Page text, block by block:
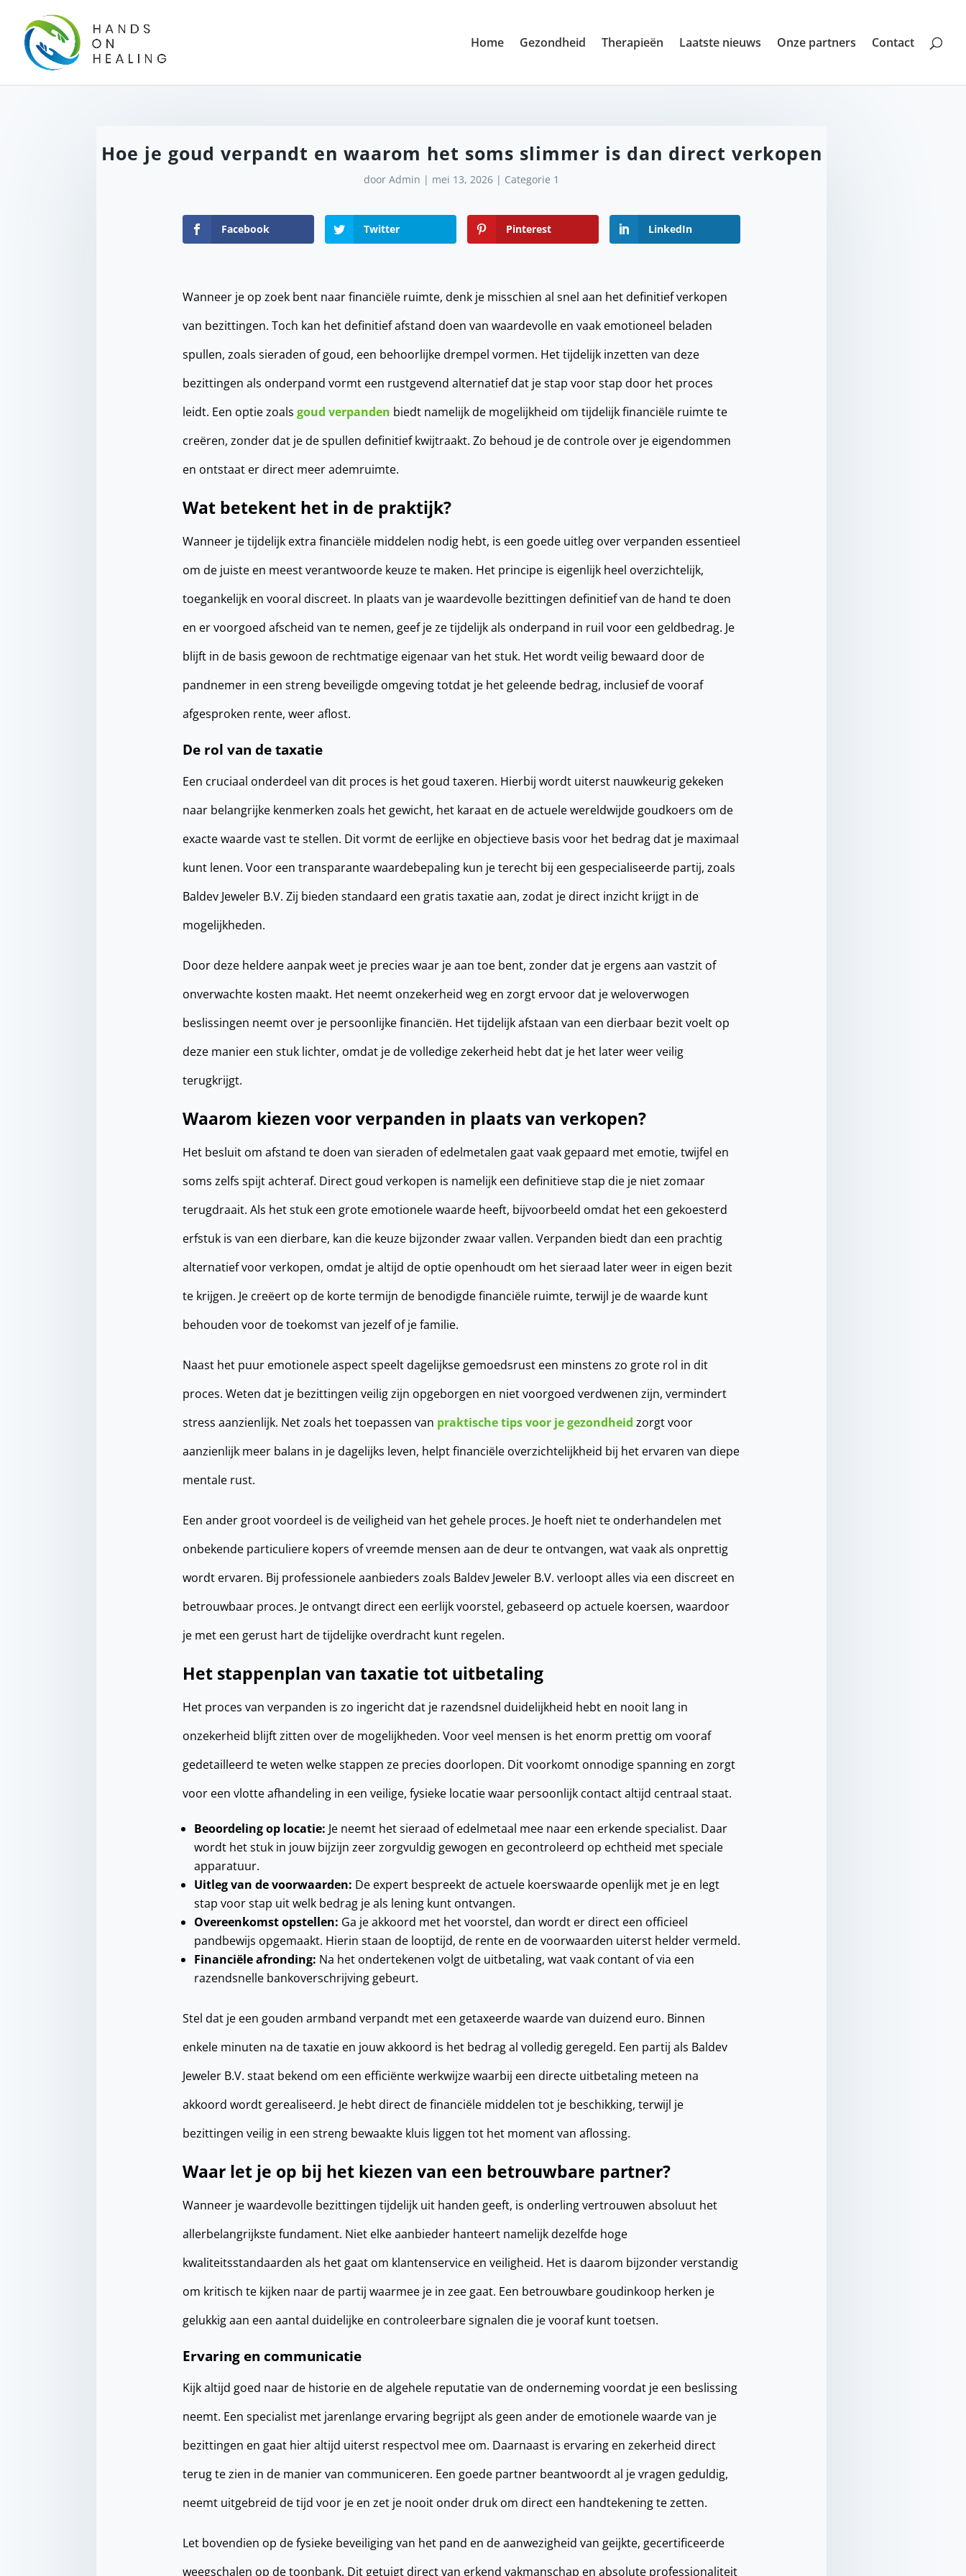
Home Gezondheid Therapieën Laatste nieuws Onze partners Contact
Hoe je goud verpandt en waarom het soms slimmer is dan direct verkopen
doorAdmin | mei 13, 2026 | Categorie 1
Facebook Twitter Pinterest LinkedIn
Wanneer je op zoek bent naar financiële ruimte, denk je misschien al snel aan het definitief verkopen
van bezittingen. Toch kan het definitief afstand doen van waardevolle en vaak emotioneel beladen
spullen, zoals sieraden of goud, een behoorlijke drempel vormen. Het tijdelijk inzetten van deze
bezittingen als onderpand vormt een rustgevend alternatief dat je stap voor stap door het proces
leidt. Een optie zoalsgoud verpanden biedt namelijk de mogelijkheid om tijdelijk financiële ruimte te
creëren, zonder dat je de spullen definitief kwijtraakt. Zo behoud je de controle over je eigendommen
en ontstaat er direct meer ademruimte.
Wat betekent het in de praktijk?
Wanneer je tijdelijk extra financiële middelen nodig hebt, is een goede uitleg over verpanden essentieel
om de juiste en meest verantwoorde keuze te maken. Het principe is eigenlijk heel overzichtelijk,
toegankelijk en vooral discreet. In plaats van je waardevolle bezittingen definitief van de hand te doen
en er voorgoed afscheid van te nemen, geef je ze tijdelijk als onderpand in ruil voor een geldbedrag. Je
blijft in de basis gewoon de rechtmatige eigenaar van het stuk. Het wordt veilig bewaard door de
pandnemer in een streng beveiligde omgeving totdat je het geleende bedrag, inclusief de vooraf
afgesproken rente, weer aflost.
De rol van de taxatie
Een cruciaal onderdeel van dit proces is het goud taxeren. Hierbij wordt uiterst nauwkeurig gekeken
naar belangrijke kenmerken zoals het gewicht, het karaat en de actuele wereldwijde goudkoers om de
exacte waarde vast te stellen. Dit vormt de eerlijke en objectieve basis voor het bedrag dat je maximaal
kunt lenen. Voor een transparante waardebepaling kun je terecht bij een gespecialiseerde partij, zoals
Baldev Jeweler B.V. Zij bieden standaard een gratis taxatie aan, zodat je direct inzicht krijgt in de
mogelijkheden.
Door deze heldere aanpak weet je precies waar je aan toe bent, zonder dat je ergens aan vastzit of
onverwachte kosten maakt. Het neemt onzekerheid weg en zorgt ervoor dat je weloverwogen
beslissingen neemt over je persoonlijke financiën. Het tijdelijk afstaan van een dierbaar bezit voelt op
deze manier een stuk lichter, omdat je de volledige zekerheid hebt dat je het later weer veilig
terugkrijgt.
Waarom kiezen voor verpanden in plaats van verkopen?
Het besluit om afstand te doen van sieraden of edelmetalen gaat vaak gepaard met emotie, twijfel en
soms zelfs spijt achteraf. Direct goud verkopen is namelijk een definitieve stap die je niet zomaar
terugdraait. Als het stuk een grote emotionele waarde heeft, bijvoorbeeld omdat het een gekoesterd
erfstuk is van een dierbare, kan die keuze bijzonder zwaar vallen. Verpanden biedt dan een prachtig
alternatief voor verkopen, omdat je altijd de optie openhoudt om het sieraad later weer in eigen bezit
te krijgen. Je creëert op de korte termijn de benodigde financiële ruimte, terwijl je de waarde kunt
behouden voor de toekomst van jezelf of je familie.
Naast het puur emotionele aspect speelt dagelijkse gemoedsrust een minstens zo grote rol in dit
proces. Weten dat je bezittingen veilig zijn opgeborgen en niet voorgoed verdwenen zijn, vermindert
stress aanzienlijk. Net zoals het toepassen van praktische tips voor je gezondheid zorgt voor
aanzienlijk meer balans in je dagelijks leven, helpt financiële overzichtelijkheid bij het ervaren van diepe
mentale rust.
Een ander groot voordeel is de veiligheid van het gehele proces. Je hoeft niet te onderhandelen met
onbekende particuliere kopers of vreemde mensen aan de deur te ontvangen, wat vaak als onprettig
wordt ervaren. Bij professionele aanbieders zoals Baldev Jeweler B.V. verloopt alles via een discreet en
betrouwbaar proces. Je ontvangt direct een eerlijk voorstel, gebaseerd op actuele koersen, waardoor
je met een gerust hart de tijdelijke overdracht kunt regelen.
Het stappenplan van taxatie tot uitbetaling
Het proces van verpanden is zo ingericht dat je razendsnel duidelijkheid hebt en nooit lang in
onzekerheid blijft zitten over de mogelijkheden. Voor veel mensen is het enorm prettig om vooraf
gedetailleerd te weten welke stappen ze precies doorlopen. Dit voorkomt onnodige spanning en zorgt
voor een vlotte afhandeling in een veilige, fysieke locatie waar persoonlijk contact altijd centraal staat.
Beoordeling op locatie: Je neemt het sieraad of edelmetaal mee naar een erkende specialist. Daar
wordt het stuk in jouw bijzijn zeer zorgvuldig gewogen en gecontroleerd op echtheid met speciale
apparatuur.
Uitleg van de voorwaarden: De expert bespreekt de actuele koerswaarde openlijk met je en legt
stap voor stap uit welk bedrag je als lening kunt ontvangen.
Overeenkomst opstellen: Ga je akkoord met het voorstel, dan wordt er direct een officieel
pandbewijs opgemaakt. Hierin staan de looptijd, de rente en de voorwaarden uiterst helder vermeld.
Financiële afronding: Na het ondertekenen volgt de uitbetaling, wat vaak contant of via een
razendsnelle bankoverschrijving gebeurt.
Stel dat je een gouden armband verpandt met een getaxeerde waarde van duizend euro. Binnen
enkele minuten na de taxatie en jouw akkoord is het bedrag al volledig geregeld. Een partij als Baldev
Jeweler B.V. staat bekend om een efficiënte werkwijze waarbij een directe uitbetaling meteen na
akkoord wordt gerealiseerd. Je hebt direct de financiële middelen tot je beschikking, terwijl je
bezittingen veilig in een streng bewaakte kluis liggen tot het moment van aflossing.
Waar let je op bij het kiezen van een betrouwbare partner?
Wanneer je waardevolle bezittingen tijdelijk uit handen geeft, is onderling vertrouwen absoluut het
allerbelangrijkste fundament. Niet elke aanbieder hanteert namelijk dezelfde hoge
kwaliteitsstandaarden als het gaat om klantenservice en veiligheid. Het is daarom bijzonder verstandig
om kritisch te kijken naar de partij waarmee je in zee gaat. Een betrouwbare goudinkoop herken je
gelukkig aan een aantal duidelijke en controleerbare signalen die je vooraf kunt toetsen.
Ervaring en communicatie
Kijk altijd goed naar de historie en de algehele reputatie van de onderneming voordat je een beslissing
neemt. Een specialist met jarenlange ervaring begrijpt als geen ander de emotionele waarde van je
bezittingen en gaat hier altijd uiterst respectvol mee om. Daarnaast is ervaring en zekerheid direct
terug te zien in de manier van communiceren. Een goede partner beantwoordt al je vragen geduldig,
neemt uitgebreid de tijd voor je en zet je nooit onder druk om direct een handtekening te zetten.
Let bovendien op de fysieke beveiliging van het pand en de aanwezigheid van geijkte, gecertificeerde
weegschalen op de toonbank. Dit getuigt direct van erkend vakmanschap en absolute professionaliteit